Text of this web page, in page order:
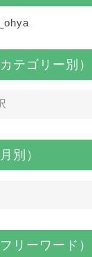
テゴリー別）
別）
リーワード）